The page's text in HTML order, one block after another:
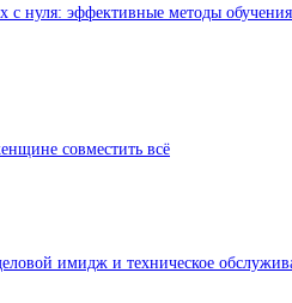
с нуля: эффективные методы
совместить всё
имидж и техническое